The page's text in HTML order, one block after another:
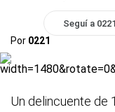
Seguí a
Por 0221
Un delincuente de